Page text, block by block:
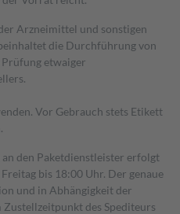
Arzneimittel und sonstigen
die Durchführung von
etwaiger
Vor Gebrauch stets Etikett
den Paketdienstleister erfolgt
bis 18:00 Uhr. Der genaue
und in Abhängigkeit der
des Spediteurs